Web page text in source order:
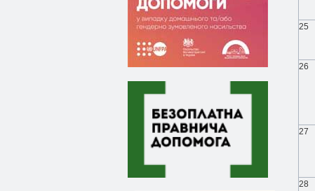
25
26
27
28